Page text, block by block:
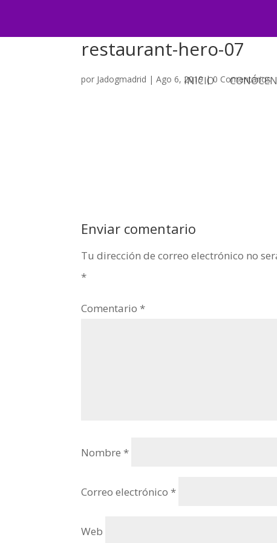
INICIO
restaurant-hero-07
por Jadogmadrid |Ago 6, 2019|0 Comentarios
Enviar comentario
Tu dirección de correo electrónico no
*
Comentario *
Nombre *
Correo electrónico *
Web